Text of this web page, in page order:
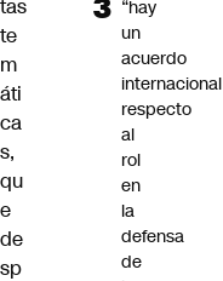
tas
te
m
áti
ca
s,
qu
e
de
sp
“hay
un
acuerdo
internacional
respecto
al
rol
en
la
defensa
de